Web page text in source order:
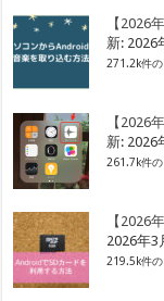
【2026
新: 2026
271.2k件
【2026
新: 2026
261.7k件
【2026
2026年3
219.5k件